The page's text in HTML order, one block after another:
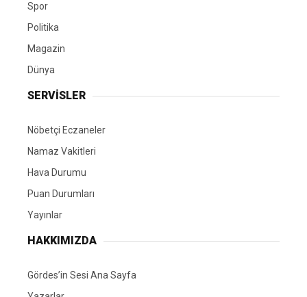
Spor
Politika
Magazin
Dünya
SERVİSLER
Nöbetçi Eczaneler
Namaz Vakitleri
Hava Durumu
Puan Durumları
Yayınlar
HAKKIMIZDA
Gördes’in Sesi Ana Sayfa